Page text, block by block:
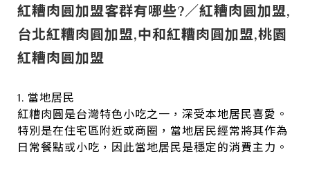
紅糟肉圓加盟客群有哪些?／紅糟肉圓加盟,
台北紅糟肉圓加盟,中和紅糟肉圓加盟,桃園
紅糟肉圓加盟
1. 當地居民
紅糟肉圓是台灣特色小吃之一，深受本地居民喜愛。
特別是在住宅區附近或商圈，當地居民經常將其作為
日常餐點或小吃，因此當地居民是穩定的消費主力。